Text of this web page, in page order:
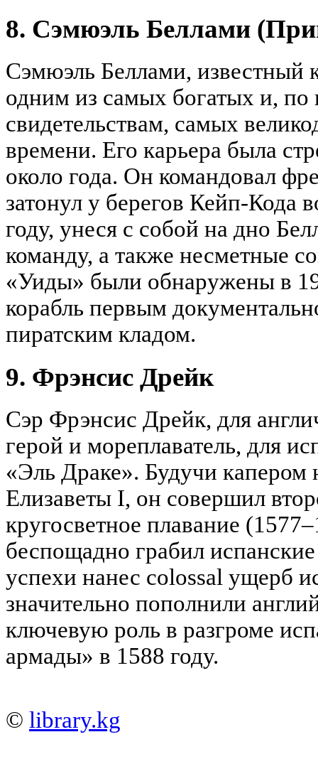
8. Сэмюэль Беллами
Сэмюэль Беллами,
одним из самых богатых и, по
свидетельствам, самых
времени. Его карьера была
около года. Он командовал
затонул у берегов Кейп-Кода
году, унеся с собой на дно
команду, а также несметные
«Уиды» были обнаружены в
корабль первым
пиратским кладом.
9. Фрэнсис Дрейк
Сэр Фрэнсис Дрейк, для
герой и мореплаватель, для
«Эль Драке». Будучи капером
Елизаветы I, он совершил
кругосветное плавание
беспощадно грабил
успехи нанес colossal ущерб
значительно пополнили
ключевую роль в разгроме
армады» в 1588 году.
© library.kg